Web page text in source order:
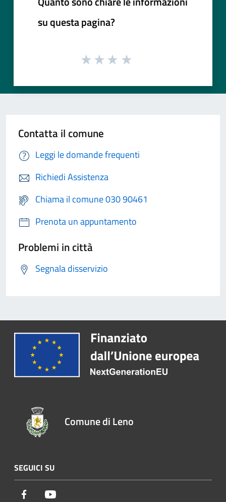
su questa pagina?
Contatta il comune
Leggi le domande frequenti
Richiedi Assistenza
Chiama il comune 030 90461
Prenota un appuntamento
Problemi in città
Segnala disservizio
Comune di Leno
SEGUICI SU
Facebook